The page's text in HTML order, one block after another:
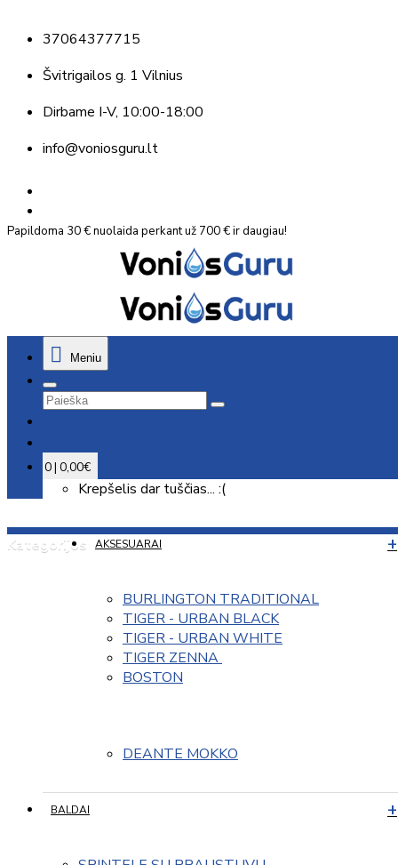
37064377715
Švitrigailos g. 1 Vilnius
Dirbame I-V, 10:00-18:00
info@voniosguru.lt
Papildoma 30 € nuolaida perkant už 700 € ir daugiau!
Meniu
0 | 0,00€
Krepšelis dar tuščias... :(
Kategorijos AKSESUARAI
BURLINGTON TRADITIONAL
TIGER - URBAN BLACK
TIGER - URBAN WHITE
TIGER ZENNA
BOSTON
DEANTE MOKKO
BALDAI